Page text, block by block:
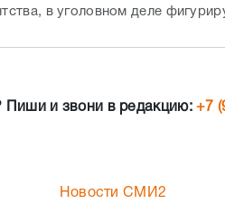
в уголовном деле
Пиши и звони в редакцию:+7
Новости СМИ2